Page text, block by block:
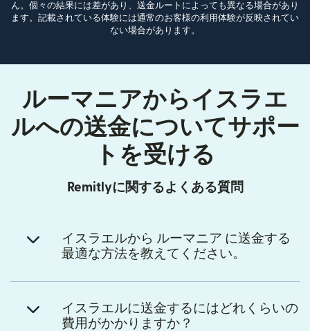
ん。個々の結果には差があり、送金ルートによっても異なる場合があり
ます。記載されている体験には通常のお客様の利用体験が反映されてい
ない場合があります。
ルーマニアからイスラエ
ルへの送金についてサポー
トを受ける
Remitlyに関するよくある質問
イスラエルから ルーマニア に送金する
最適な方法を教えてください。
イスラエルに送金するにはどれくらいの
費用がかかりますか？